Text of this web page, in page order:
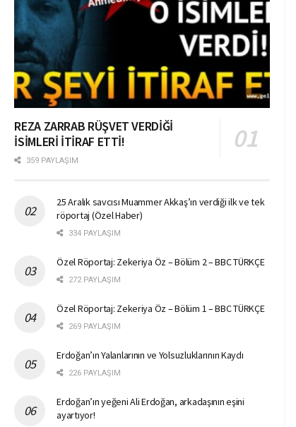
REZA ZARRAB RÜŞVET VERDİĞİ
İSİMLERİ İTİRAF ETTİ!
359 PAYLAŞIM
25 Aralık savcısı Muammer Akkaş’ın verdiği ilk ve tek
röportaj (Özel Haber)
334 PAYLAŞIM
Özel Röportaj: Zekeriya Öz – Bölüm 2 – BBC TÜRKÇE
272 PAYLAŞIM
Özel Röportaj: Zekeriya Öz – Bölüm 1 – BBC TÜRKÇE
269 PAYLAŞIM
Erdoğan’ın Yalanlarının ve Yolsuzluklarının Kaydı
226 PAYLAŞIM
Erdoğan’ın yeğeni Ali Erdoğan, arkadaşının eşini
ayartıyor!